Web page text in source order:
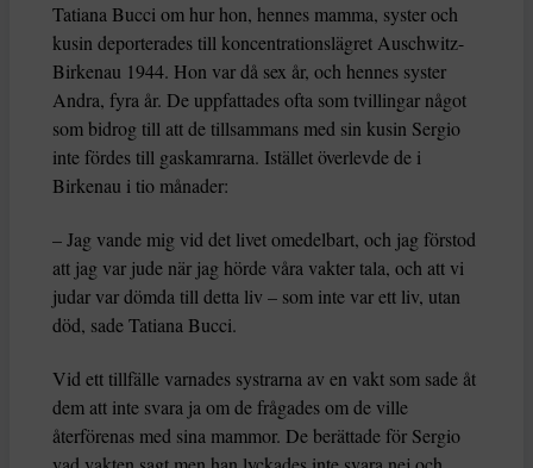
Tatiana Bucci om hur hon, hennes mamma, syster och
kusin deporterades till koncentrationslägret Auschwitz-
Birkenau 1944. Hon var då sex år, och hennes syster
Andra, fyra år. De uppfattades ofta som tvillingar något
som bidrog till att de tillsammans med sin kusin Sergio
inte fördes till gaskamrarna. Istället överlevde de i
Birkenau i tio månader:
– Jag vande mig vid det livet omedelbart, och jag förstod
att jag var jude när jag hörde våra vakter tala, och att vi
judar var dömda till detta liv – som inte var ett liv, utan
död, sade Tatiana Bucci.
Vid ett tillfälle varnades systrarna av en vakt som sade åt
dem att inte svara ja om de frågades om de ville
återförenas med sina mammor. De berättade för Sergio